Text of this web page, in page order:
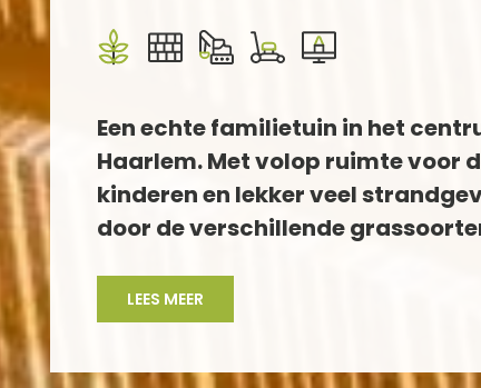
Een echte familietuin in het
Haarlem. Met volop ruimte voor
kinderen en lekker veel
door de verschillende
LEES MEER